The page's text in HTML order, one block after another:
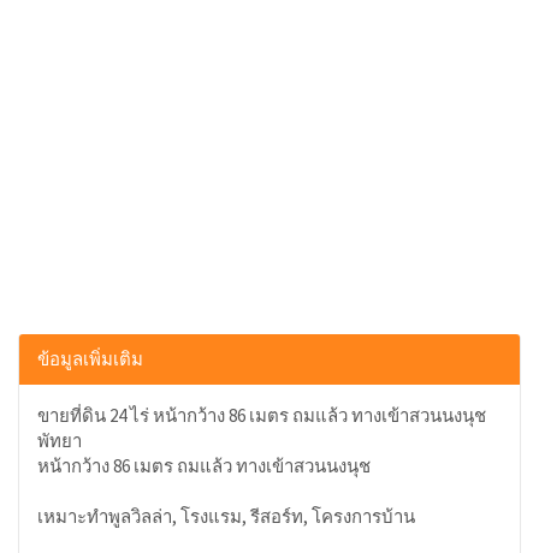
ข้อมูลเพิ่มเติม
ขายที่ดิน 24 ไร่ หน้ากว้าง 86 เมตร ถมแล้ว ทางเข้าสวนนงนุช
พัทยา
หน้ากว้าง 86 เมตร ถมแล้ว ทางเข้าสวนนงนุช
เหมาะทำพูลวิลล่า, โรงแรม, รีสอร์ท, โครงการบ้าน